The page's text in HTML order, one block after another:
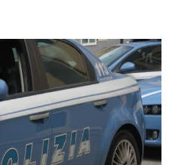
ad alto volume […]